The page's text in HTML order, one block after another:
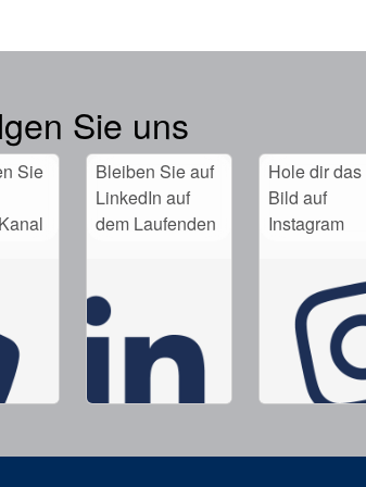
Sie uns
Sie
Bleiben Sie auf
LinkedIn auf
dem Laufenden
Hole dir das
Bild auf
Instagram